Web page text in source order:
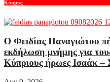
Κόσμος
Ο Φειδίας Παναγιώτου
εκδήλωση μνήμης για
Κύπριους ήρωες Ισαάκ –